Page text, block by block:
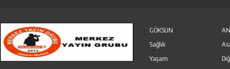
GÖKSUN
Sağlık
Yaşam